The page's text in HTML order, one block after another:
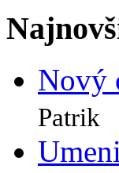
Nový
Patrik